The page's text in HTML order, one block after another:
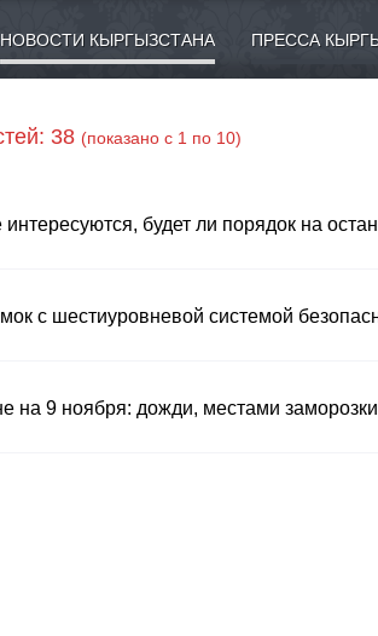
НОВОСТИ КЫРГЫЗСТАНА ПРЕССА
38 (показано с 1 по 10)
будет ли порядок на
с шестиуровневой системой
на 9 ноября: дожди, местами заморозки